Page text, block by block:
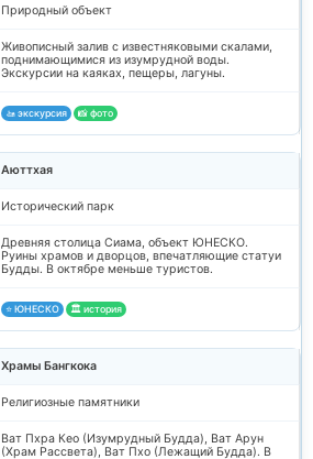
Природный объект
Живописный залив с известняковыми скалами,
поднимающимися из изумрудной воды.
Экскурсии на каяках, пещеры, лагуны.
🚤 экскурсия 📸 фото
Аюттхая
Исторический парк
Древняя столица Сиама, объект ЮНЕСКО.
Руины храмов и дворцов, впечатляющие статуи
Будды. В октябре меньше туристов.
⭐ ЮНЕСКО 🏛️ история
Храмы Бангкока
Религиозные памятники
Ват Пхра Кео (Изумрудный Будда), Ват Арун
(Храм Рассвета), Ват Пхо (Лежащий Будда). В